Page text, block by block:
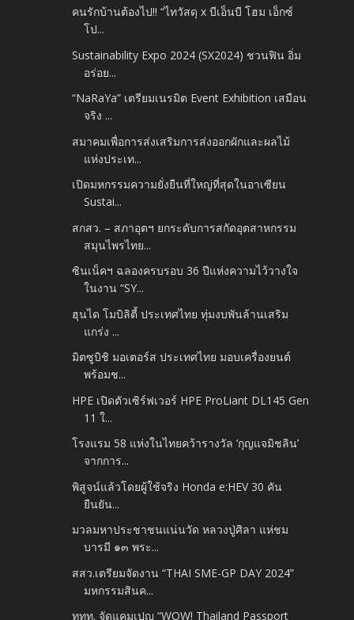
คนรักบ้านต้องไป!! “ไทวัสดุ x บีเอ็นบี โฮม เอ็กซ์
โป...
Sustainability Expo 2024 (SX2024) ชวนฟิน อิ่ม
อร่อย...
“NaRaYa” เตรียมเนรมิต Event Exhibition เสมือน
จริง ...
สมาคมเพื่อการส่งเสริมการส่งออกผักและผลไม้
แห่งประเท...
เปิดมหกรรมความยั่งยืนที่ใหญ่ที่สุดในอาเซียน
Sustai...
สกสว. – สภาอุตฯ ยกระดับการสกัดอุตสาหกรรม
สมุนไพรไทย...
ซินเน็คฯ ฉลองครบรอบ 36 ปีแห่งความไว้วางใจ
ในงาน “SY...
ฮุนได โมบิลิตี้ ประเทศไทย ทุ่มงบพันล้านเสริม
แกร่ง ...
มิตซูบิชิ มอเตอร์ส ประเทศไทย มอบเครื่องยนต์
พร้อมช...
HPE เปิดตัวเซิร์ฟเวอร์ HPE ProLiant DL145 Gen
11 ใ...
โรงแรม 58 แห่งในไทยคว้ารางวัล ‘กุญแจมิชลิน’
จากการ...
พิสูจน์แล้วโดยผู้ใช้จริง Honda e:HEV 30 คัน
ยืนยัน...
มวลมหาประชาชนแน่นวัด หลวงปู่ศิลา แห่ชม
บารมี ๑๓ พระ...
สสว.เตรียมจัดงาน “THAI SME-GP DAY 2024”
มหกรรมสินค...
ททท. จัดแคมเปญ “WOW! Thailand Passport